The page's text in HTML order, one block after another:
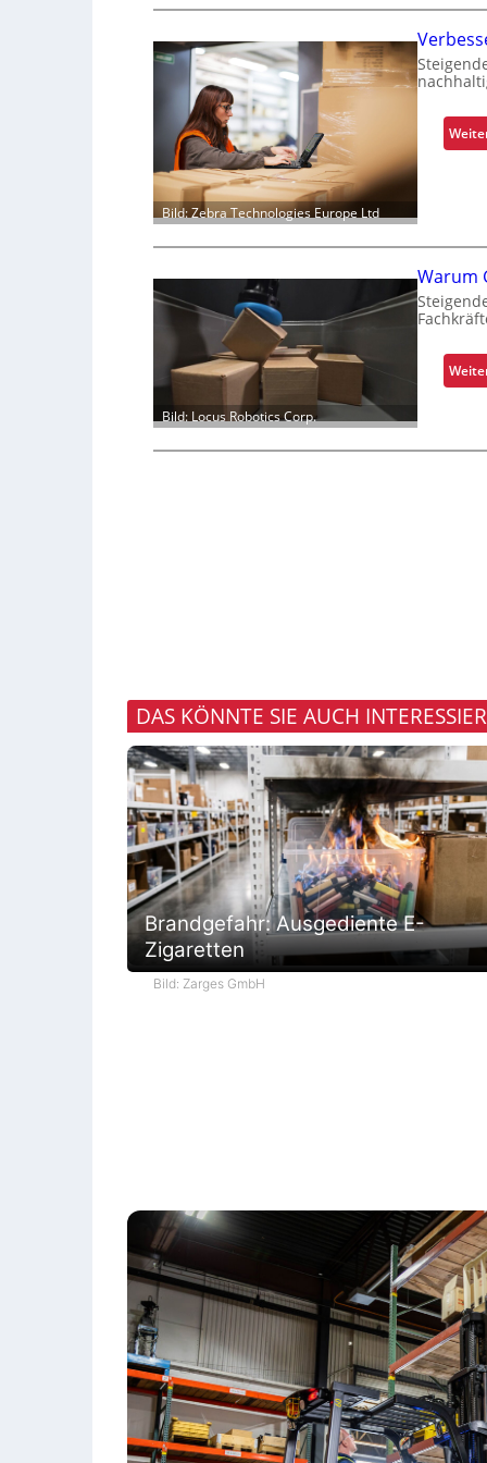
Bild: Zebra Technologies Europe Ltd
Bild: Locus Robotics Corp.
Warum
DAS KÖNNTE SIE AUCH
Brandgefahr: Ausgediente E-
Zigaretten
Bild: Zarges GmbH